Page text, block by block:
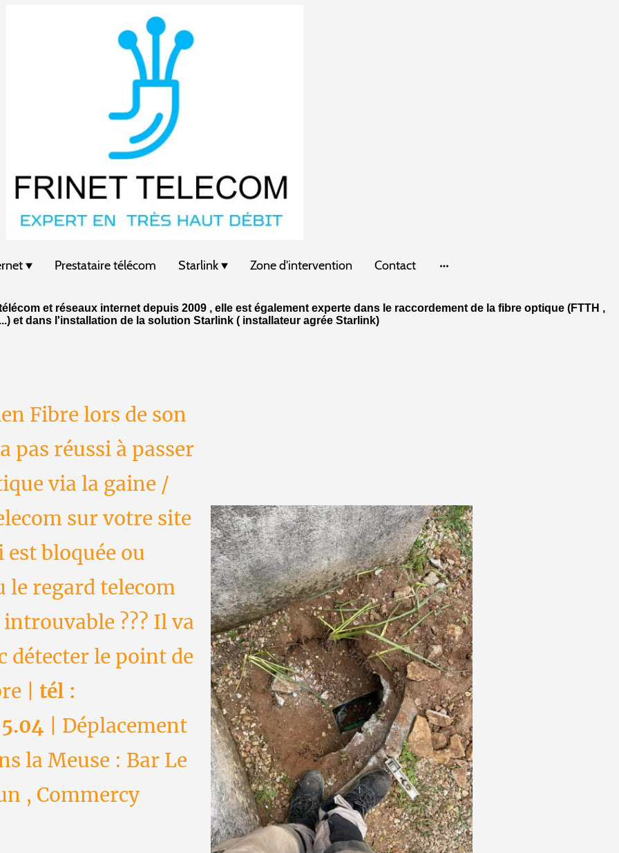
Prestataire télécom Starlink Zone d'intervention Contact
et réseaux internet depuis 2009 , elle est également experte dans le raccordement de la fibre optique (FTTH ,
et dans l'installation de la solution Starlink ( installateur agrée Starlink)
Fibre lors de son
pas réussi à passer
via la gaine /
sur votre site
bloquée ou
le regard telecom
introuvable ??? Il va
détecter le point de
| tél :
| Déplacement
la Meuse : Bar Le
, Commercy